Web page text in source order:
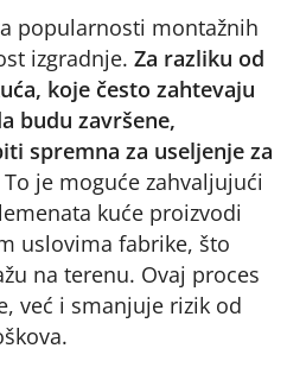
popularnosti montažnih
izgradnje. Za razliku od
koje često zahtevaju
budu završene,
spremna za useljenje za
To je moguće zahvaljujući
kuće proizvodi
uslovima fabrike, što
na terenu. Ovaj proces
već i smanjuje rizik od